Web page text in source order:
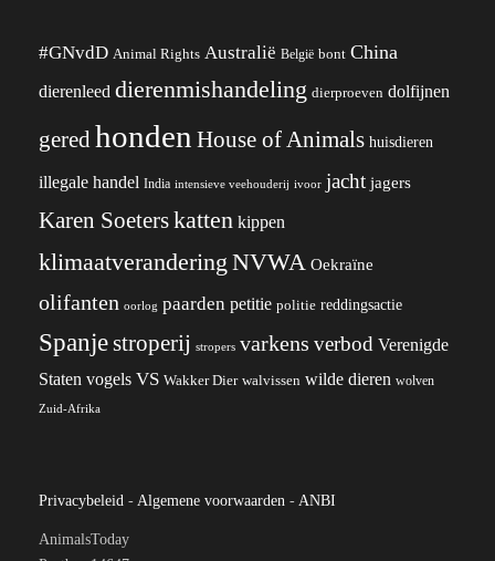
#GNvdD Animal Rights Australië België bont China
dierenleed dierenmishandeling dierproeven dolfijnen
gered honden House of Animals huisdieren
illegale handel India intensieve veehouderij ivoor jacht jagers
Karen Soeterskatten kippen
klimaatverandering NVWA Oekraïne
olifanten oorlog paarden petitie politie reddingsactie
Spanjestroperij stropers varkens verbod Verenigde
Staten vogels VS Wakker Dier walvissen wilde dieren wolven
Zuid-Afrika
Privacybeleid - Algemene voorwaarden - ANBI
AnimalsToday